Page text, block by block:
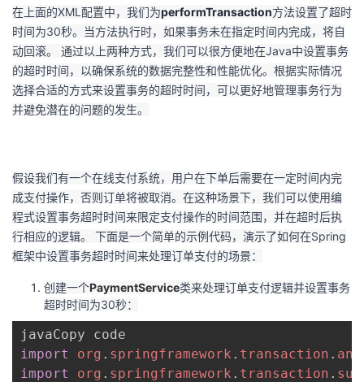
在上面的XML配置中，我们为performTransaction方法设置了超时
时间为30秒。当方法执行时，如果事务未在指定时间内完成，将自
动回滚。 通过以上两种方式，我们可以很方便地在Java中设置事务
的超时时间，以确保系统的数据完整性和性能优化。根据实际情况
选择合适的方式来设置事务的超时时间，可以更好地管理事务行为
并避免潜在的问题的发生。
假设我们有一个在线支付系统，用户在下单后需要在一定时间内完
成支付操作，否则订单将被取消。在这种场景下，我们可以使用编
程式设置事务超时时间来限定支付操作的时间范围，并在超时后执
行相应的逻辑。 下面是一个简单的示例代码，演示了如何在Spring
框架中设置事务超时时间来处理订单支付的场景：
创建一个PaymentService类来处理订单支付逻辑并设置事务
超时时间为30秒：
import
org . springframework . transaction .
import
org . springframework . transaction .